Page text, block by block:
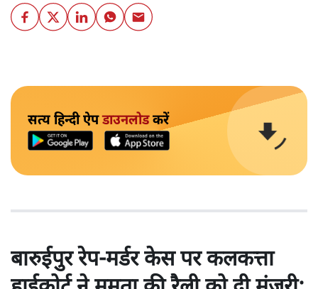
सत्य हिन्दी ऐपडाउनलोडकरें
बारुईपुर रेप-मर्डर केस पर कलकत्ता